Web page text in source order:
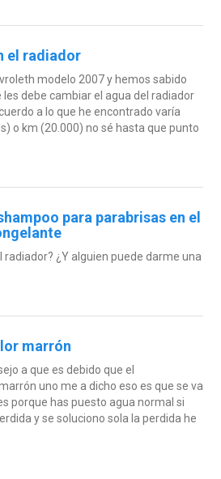
el radiador
modelo 2007 y hemos sabido
debe cambiar el agua del radiador
a lo que he encontrado varía
o km (20.000) no sé hasta que punto
para parabrisas en el
radiador? ¿Y alguien puede darme una
marrón
a que es debido que el
uno me a dicho eso es que se va
porque has puesto agua normal si
y se soluciono sola la perdida he